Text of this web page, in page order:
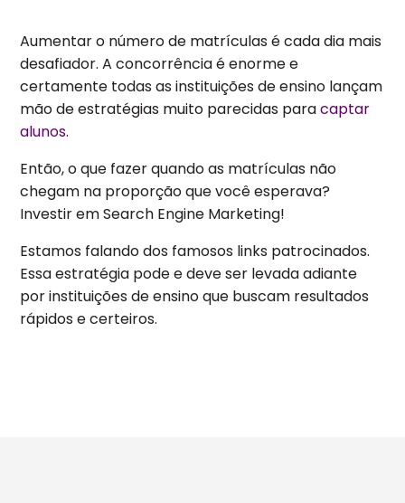
Aumentar o número de matrículas é cada dia mais
desafiador. A concorrência é enorme e
certamente todas as instituições de ensino lançam
mão de estratégias muito parecidas paracaptar
alunos.
Então, o que fazer quando as matrículas não
chegam na proporção que você esperava?
Investir em Search Engine Marketing!
Estamos falando dos famosos links patrocinados.
Essa estratégia pode e deve ser levada adiante
por instituições de ensino que buscam resultados
rápidos e certeiros.